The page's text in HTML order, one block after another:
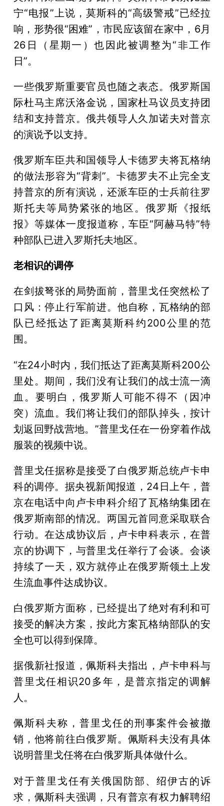
宁“电报”上说，莫斯科的“高级警戒”已经拉
响，形势很“困难”，市民应该留在家中，6月
26日（星期一）也因此被调整为“非工作
日”。
一些俄罗斯重要官员也随之表态。俄罗斯国
际杜马主席沃洛金说，国家杜马议员支持团
结和支持普京。俄共领导人久加诺夫对普京
的演说予以支持。
俄罗斯车臣共和国领导人卡德罗夫将瓦格纳
的做法形容为“背刺”。卡德罗夫不止完全支
持普京的所有演说，还派车臣的士兵前往罗
斯托夫等局势紧张的地区。俄罗斯《报纸
报》等媒体一度报道称，车臣“阿赫马特”特
种部队已进入罗斯托夫地区。
老相识的调停
在剑拔弩张的局势面前，普里戈任突然松了
口风：停止行军前进。他自称，瓦格纳的部
队已经抵达了距离莫斯科约200公里的范
围。
“在24小时内，我们抵达了距离莫斯科200公
里处。期间，我们没有让我们的战士流一滴
血。要明白，俄罗斯人可能不得不（因冲
突）流血。我们将让我们的部队掉头，按计
划返回野战营地。”普里戈任在一份穿着作战
服装的视频中说。
普里戈任据称是接受了白俄罗斯总统卢卡申
科的调停。据央视新闻报道，24日上午，普
京在电话中向卢卡申科介绍了瓦格纳集团在
俄罗斯南部的情况。两国元首同意采取联合
行动。在达成协议后，卢卡申科表示，在普
京的协调下，与普里戈任举行了会谈。会谈
持续了一天，双方就停止在俄罗斯领土上发
生流血事件达成协议。
白俄罗斯方面称，已经提出了绝对有利和可
接受的解决方案，按此方案瓦格纳部队的安
全也可以得到保障。
据俄新社报道，佩斯科夫指出，卢卡申科与
普里戈任相识20多年，是普京指定的调解
人。
佩斯科夫称，普里戈任的刑事案件会被撤
销，他将前往白俄罗斯。佩斯科夫没有具体
说明普里戈任将在白俄罗斯具体做什么。
对于普里戈任有关俄国防部、绍伊古的诉
求，佩斯科夫强调，只有普京有权力解聘绍